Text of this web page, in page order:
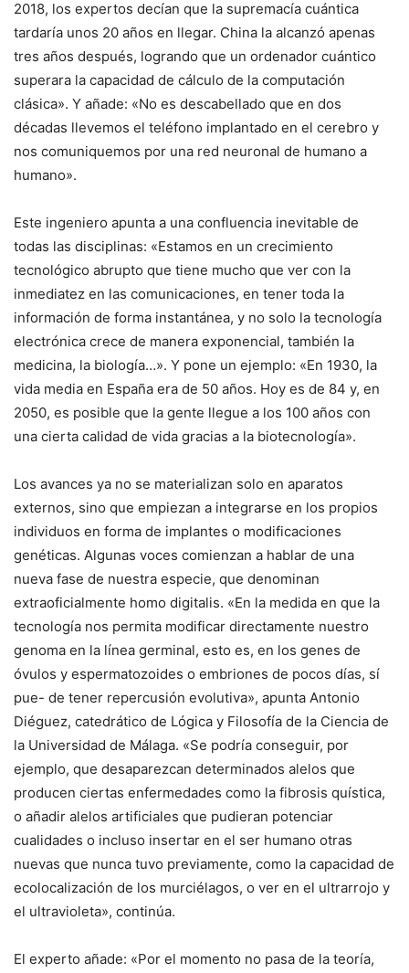
2018, los expertos decían que la supremacía cuántica
tardaría unos 20 años en llegar. China la alcanzó apenas
tres años después, logrando que un ordenador cuántico
superara la capacidad de cálculo de la computación
clásica». Y añade: «No es descabellado que en dos
décadas llevemos el teléfono implantado en el cerebro y
nos comuniquemos por una red neuronal de humano a
humano».
Este ingeniero apunta a una confluencia inevitable de
todas las disciplinas: «Estamos en un crecimiento
tecnológico abrupto que tiene mucho que ver con la
inmediatez en las comunicaciones, en tener toda la
información de forma instantánea, y no solo la tecnología
electrónica crece de manera exponencial, también la
medicina, la biología…». Y pone un ejemplo: «En 1930, la
vida media en España era de 50 años. Hoy es de 84 y, en
2050, es posible que la gente llegue a los 100 años con
una cierta calidad de vida gracias a la biotecnología».
Los avances ya no se materializan solo en aparatos
externos, sino que empiezan a integrarse en los propios
individuos en forma de implantes o modificaciones
genéticas. Algunas voces comienzan a hablar de una
nueva fase de nuestra especie, que denominan
extraoficialmente homo digitalis. «En la medida en que la
tecnología nos permita modificar directamente nuestro
genoma en la línea germinal, esto es, en los genes de
óvulos y espermatozoides o embriones de pocos días, sí
pue- de tener repercusión evolutiva», apunta Antonio
Diéguez, catedrático de Lógica y Filosofía de la Ciencia de
la Universidad de Málaga. «Se podría conseguir, por
ejemplo, que desaparezcan determinados alelos que
producen ciertas enfermedades como la fibrosis quística,
o añadir alelos artificiales que pudieran potenciar
cualidades o incluso insertar en el ser humano otras
nuevas que nunca tuvo previamente, como la capacidad de
ecolocalización de los murciélagos, o ver en el ultrarrojo y
el ultravioleta», continúa.
El experto añade: «Por el momento no pasa de la teoría,